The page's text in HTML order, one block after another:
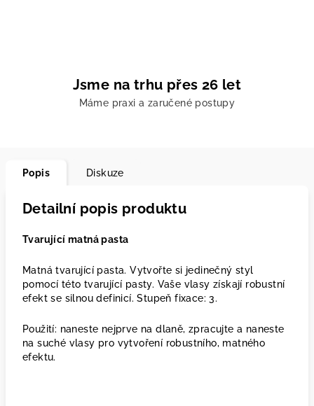
Jsme na trhu přes 26 let
Máme praxi a zaručené postupy
Popis Diskuze
Detailní popis produktu
Tvarující matná pasta
Matná tvarující pasta. Vytvořte si jedinečný styl
pomocí této tvarující pasty. Vaše vlasy získají robustní
efekt se silnou definicí. Stupeň fixace: 3.
Použití: naneste nejprve na dlaně, zpracujte a naneste
na suché vlasy pro vytvoření robustního, matného
efektu.